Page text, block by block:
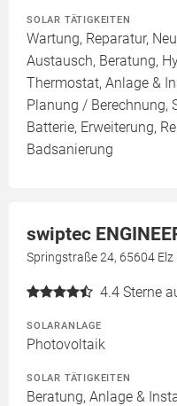
SOLAR TÄTIGKEITEN
Wartung, Reparatur,
Austausch, Beratung,
Thermostat, Anlage &
Planung / Berechnung,
Batterie, Erweiterung,
Badsanierung
swiptec
Springstraße 24, 65604
4.4 Sterne
SOLARANLAGE
Photovoltaik
SOLAR TÄTIGKEITEN
Beratung, Anlage &